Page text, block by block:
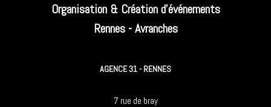
Organisation & Création d'événements
Rennes - Avranches
AGENCE 31 - RENNES
7 rue de bray